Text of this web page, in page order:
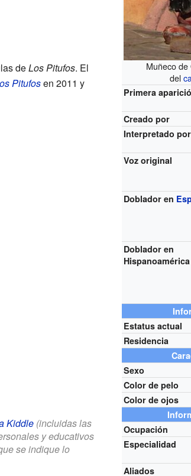
Muñeco
del
Primera
Creado por
Interpretado por
Voz original
Doblador en
Doblador en
Hispanoamérica
Estatus actual
Residencia
Sexo
Color de pelo
Color de ojos
Ocupación
Especialidad
Aliados
deLos Pitufos. El
Pitufosen 2011 y
Kiddle(incluidas las
y educativos
se indique lo